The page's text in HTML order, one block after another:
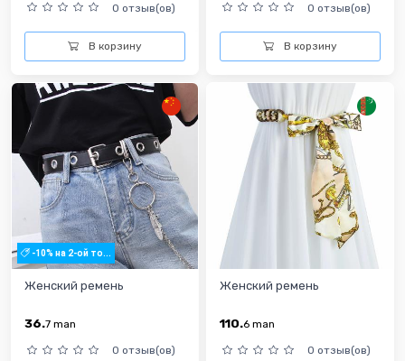
0 отзыв(ов)
В корзину
0 отзыв(ов)
В корзину
-10% на 2-ой то...
Женский ремень
36.7 man
0 отзыв(ов)
Женский ремень
110.6 man
0 отзыв(ов)